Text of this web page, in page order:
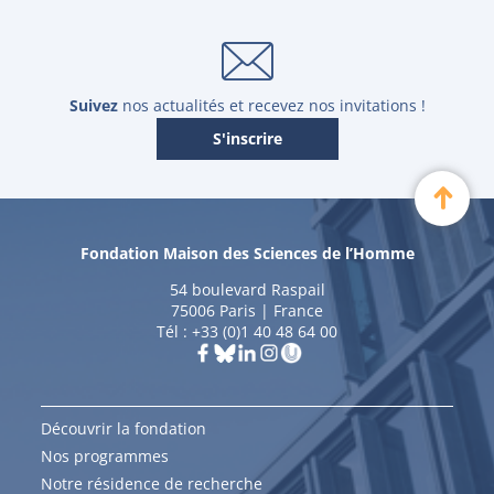
OLLIVIER-YANIV
Professeure en sciences de l’information
et de la communication
M.Mohammed
BENLAHSEN
Suiveznos actualités et recevez nos invitations !
S'inscrire
Découvrir la fondation
Nos programmes
Notre résidence de recherche
Fondation Maison des Sciences de l’Homme
54 boulevard Raspail
75006 Paris | France
Tél : +33 (0)1 40 48 64 00